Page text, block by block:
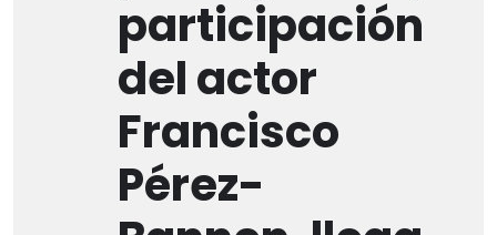
participación
del actor
Francisco
Pérez-